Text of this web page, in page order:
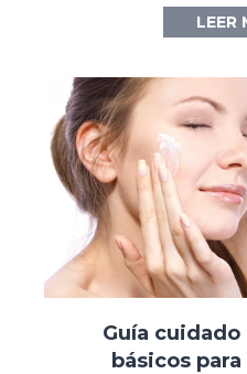
LEER
Guía
básicos